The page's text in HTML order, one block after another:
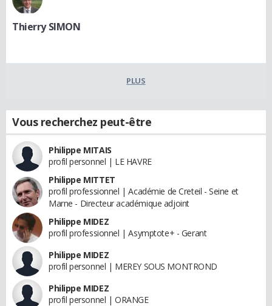
Thierry SIMON
PLUS
Vous recherchez peut-être
Philippe MITAIS
profil personnel | LE HAVRE
Philippe MITTET
profil professionnel | Académie de Creteil - Seine et
Marne - Directeur académique adjoint
Philippe MIDEZ
profil professionnel | Asymptote+ - Gerant
Philippe MIDEZ
profil personnel | MEREY SOUS MONTROND
Philippe MIDEZ
profil personnel | ORANGE